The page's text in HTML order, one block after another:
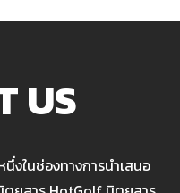
US
งในช่องทางการนำเสนอ